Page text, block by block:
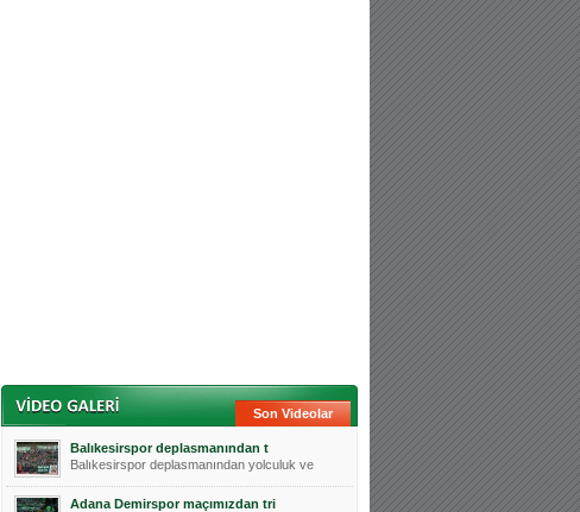
Son Videolar
Balıkesirspor deplasmanından t
Balıkesirspor deplasmanından yolculuk ve
Adana Demirspor maçımızdan tri